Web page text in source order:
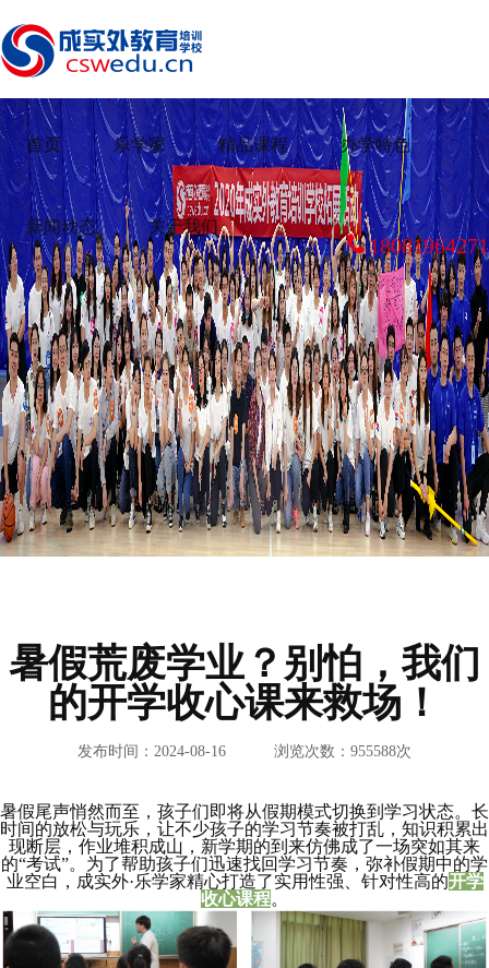
首页 乐学家 精品课程 办学特色
新闻动态 关于我们
18081964271
暑假荒废学业？别怕，我们
的开学收心课来救场！
发布时间：2024-08-16 浏览次数：955588次
暑假尾声悄然而至，孩子们即将从假期模式切换到学习状态。长
时间的放松与玩乐，让不少孩子的学习节奏被打乱，知识积累出
现断层，作业堆积成山，新学期的到来仿佛成了一场突如其来
的“考试”。为了帮助孩子们迅速找回学习节奏，弥补假期中的学
业空白，成实外·乐学家精心打造了实用性强、针对性高的开学
收心课程。